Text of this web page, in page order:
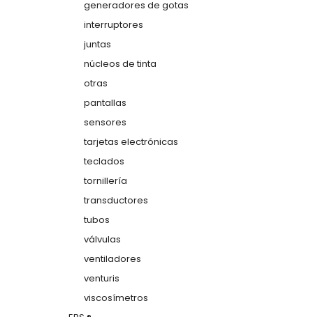
generadores de gotas
interruptores
juntas
núcleos de tinta
otras
pantallas
sensores
tarjetas electrónicas
teclados
tornillería
transductores
tubos
válvulas
ventiladores
venturis
viscosímetros